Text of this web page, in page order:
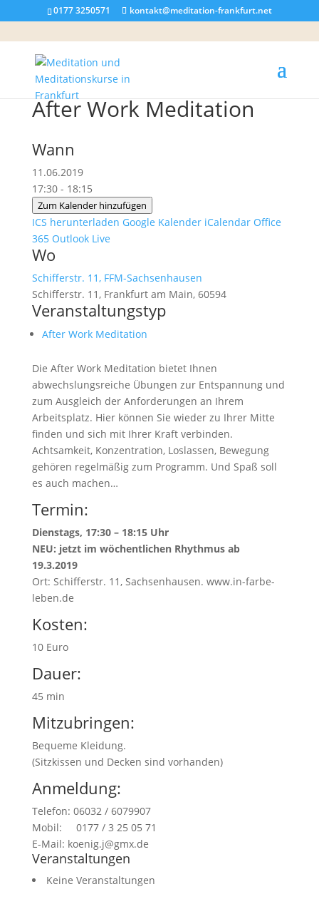
0177 3250571 kontakt@meditation-frankfurt.net
After Work Meditation
Wann
11.06.2019
17:30 - 18:15
Zum Kalender hinzufügen
ICS herunterladen Google Kalender iCalendar Office
365 Outlook Live
Wo
Schifferstr. 11, FFM-Sachsenhausen
Schifferstr. 11, Frankfurt am Main, 60594
Veranstaltungstyp
After Work Meditation
Die After Work Meditation bietet Ihnen
abwechslungsreiche Übungen zur Entspannung und
zum Ausgleich der Anforderungen an Ihrem
Arbeitsplatz. Hier können Sie wieder zu Ihrer Mitte
finden und sich mit Ihrer Kraft verbinden.
Achtsamkeit, Konzentration, Loslassen, Bewegung
gehören regelmäßig zum Programm. Und Spaß soll
es auch machen…
Termin:
Dienstags, 17:30 – 18:15 Uhr
NEU: jetzt im wöchentlichen Rhythmus ab
19.3.2019
Ort: Schifferstr. 11, Sachsenhausen. www.in-farbe-
leben.de
Kosten:
10 Euro
Dauer:
45 min
Mitzubringen:
Bequeme Kleidung.
(Sitzkissen und Decken sind vorhanden)
Anmeldung:
Telefon: 06032 / 6079907
Mobil: 0177 / 3 25 05 71
E-Mail: koenig.j@gmx.de
Veranstaltungen
Keine Veranstaltungen